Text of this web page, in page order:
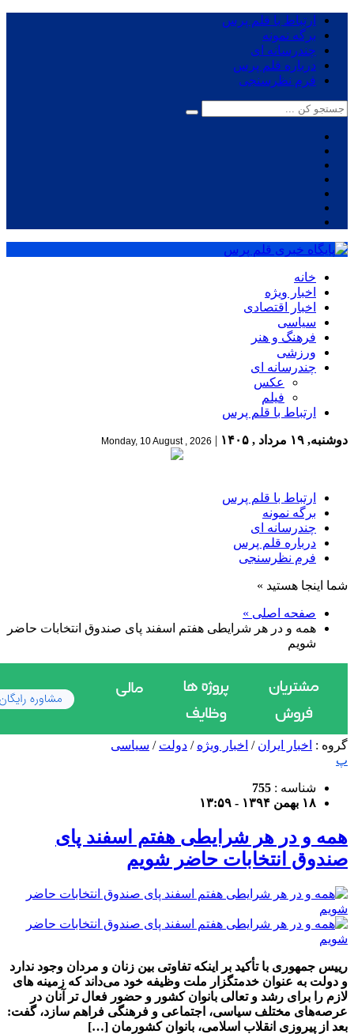
ارتباط با قلم پرس
برگه نمونه
چندرسانه ای
درباره قلم پرس
فرم نظرسنجی
خانه
اخبار ویژه
اخبار اقتصادی
سیاسی
فرهنگ و هنر
ورزشی
چندرسانه ای
عکس
فیلم
ارتباط با قلم پرس
دوشنبه, ۱۹ مرداد , ۱۴۰۵ |
Monday, 10 August , 2026
ارتباط با قلم پرس
برگه نمونه
چندرسانه ای
درباره قلم پرس
فرم نظرسنجی
شما اینجا هستید »
صفحه اصلی »
همه و در هر شرایطی هفتم اسفند پای صندوق انتخابات حاضر
شویم
گروه : اخبار ایران / اخبار ویژه / دولت / سیاسی
پ
شناسه : 755
۱۸ بهمن ۱۳۹۴ - ۱۳:۵۹
همه و در هر شرایطی هفتم اسفند پای
صندوق انتخابات حاضر شویم
رییس‌ جمهوری با تأکید بر اینکه تفاوتی بین زنان و مردان وجود ندارد
و دولت به عنوان خدمتگزار ملت وظیفه خود می‌داند که زمینه های
لازم را برای رشد و تعالی بانوان کشور و حضور فعال تر آنان در
عرصه‌های مختلف سیاسی، اجتماعی و فرهنگی فراهم سازد، گفت:
بعد از پیروزی انقلاب اسلامی، بانوان کشورمان […]